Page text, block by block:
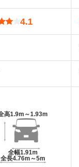
4.1
高1.9m～1.93m
全幅1.91m
全長4.76m～5m